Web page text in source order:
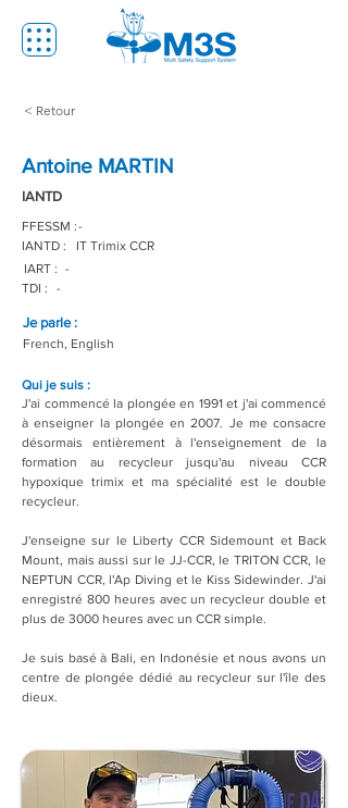
< Retour
Antoine MARTIN
IANTD
FFESSM :-
IANTD :
IT Trimix CCR
-
IART :
TDI :
-
Je parle :
French, English
Qui je suis :
J'ai commencé la plongée en 1991 et j'ai commencé
à enseigner la plongée en 2007. Je me consacre
désormais entièrement à l'enseignement de la
formation au recycleur jusqu'au niveau CCR
hypoxique trimix et ma spécialité est le double
recycleur.
J'enseigne sur le Liberty CCR Sidemount et Back
Mount, mais aussi sur le JJ-CCR, le TRITON CCR, le
NEPTUN CCR, l'Ap Diving et le Kiss Sidewinder. J'ai
enregistré 800 heures avec un recycleur double et
plus de 3000 heures avec un CCR simple.
Je suis basé à Bali, en Indonésie et nous avons un
centre de plongée dédié au recycleur sur l'île des
dieux.